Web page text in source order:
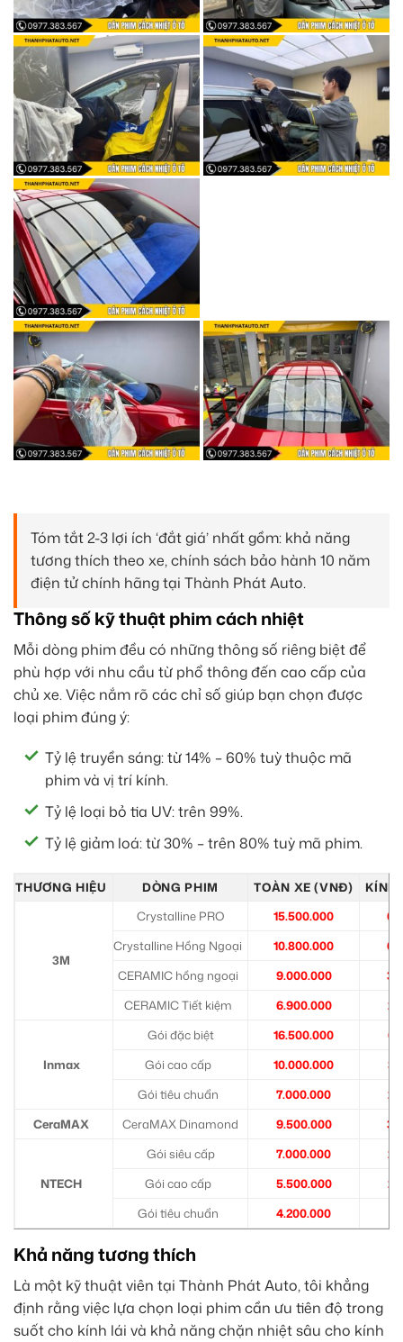
Tóm tắt 2-3 lợi ích ‘đắt giá’ nhất gồm: khả năng
tương thích theo xe, chính sách bảo hành 10 năm
điện tử chính hãng tại Thành Phát Auto.
Thông số kỹ thuật phim cách nhiệt
Mỗi dòng phim đều có những thông số riêng biệt để
phù hợp với nhu cầu từ phổ thông đến cao cấp của
chủ xe. Việc nắm rõ các chỉ số giúp bạn chọn được
loại phim đúng ý:
Tỷ lệ truyền sáng: từ 14% – 60% tuỳ thuộc mã
phim và vị trí kính.
Tỷ lệ loại bỏ tia UV: trên 99%.
Tỷ lệ giảm loá: từ 30% – trên 80% tuỳ mã phim.
THƯƠNG HIỆU DÒNG PHIM TOÀN XE (VNĐ) KÍNH
3M
Crystalline PRO 15.500.000
Crystalline Hồng Ngoại
10.800.000
CERAMIC hồng ngoại
9.000.000
CERAMIC Tiết kiệm
6.900.000
Inmax
Gói đặc biệt 16.500.000
Gói cao cấp
10.000.000
Gói tiêu chuẩn
7.000.000
CeraMAX
CeraMAX Dinamond 9.500.000
NTECH
Gói siêu cấp 7.000.000
Gói cao cấp
5.500.000
Gói tiêu chuẩn
4.200.000
Khả năng tương thích
Là một kỹ thuật viên tại Thành Phát Auto, tôi khẳng
định rằng việc lựa chọn loại phim cần ưu tiên độ trong
suốt cho kính lái và khả năng chặn nhiệt sâu cho kính